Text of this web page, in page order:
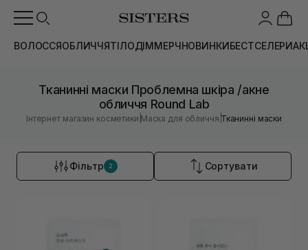
ВОЛОССЯОБЛИЧЧЯТІЛОДІММЕРЧНОВИНКИБЕСТСЕЛЕРИ
Тканинні маски Проблемна шкіра /акне
обличчя Round Lab
Інтернет магазин косметики |Маска для обличчя |Тканинні маски
Фільтр 2 Сортувати